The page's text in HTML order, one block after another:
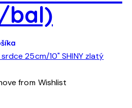
bal)
from Wishlist